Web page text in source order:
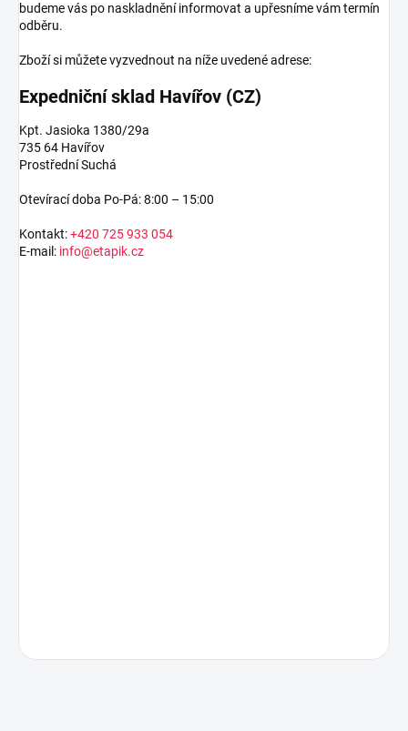
budeme vás po naskladnění informovat a upřesníme vám termín
odběru.
Zboží si můžete vyzvednout na níže uvedené adrese:
Expedniční sklad Havířov (CZ)
Kpt. Jasioka 1380/29a
735 64 Havířov
Prostřední Suchá
Otevírací doba Po-Pá: 8:00 – 15:00
Kontakt:+420 725 933 054
E-mail: info@etapik.cz